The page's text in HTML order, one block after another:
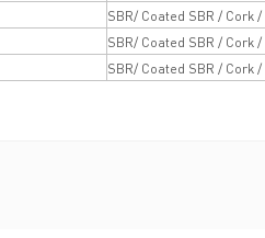
SBR/ Coated SBR / Cork /
SBR/ Coated SBR / Cork /
SBR/ Coated SBR / Cork /